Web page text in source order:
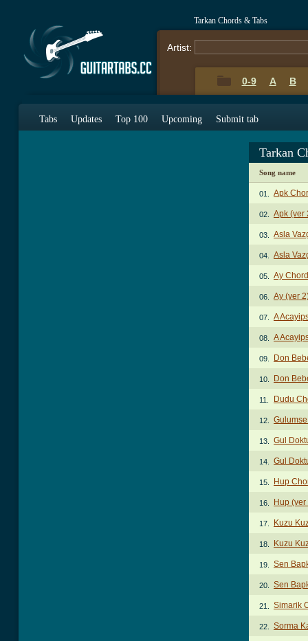
Tarkan Chords & Tabs
Artist:
0-9 A B
Tabs Updates Top 100 Upcoming Submit tab
Tarkan
Song name
01. Apk
02. Apk (ver
03. Asla
04. Asla
05. Ay
06. Ay (ver
07. A
08. A
09. Don
10. Don
11. Dudu
12.
13. Gul
14. Gul
15. Hup
16. Hup
17. Kuzu
18. Kuzu
19. Sen
20. Sen
21. Simarik
22. Sorma